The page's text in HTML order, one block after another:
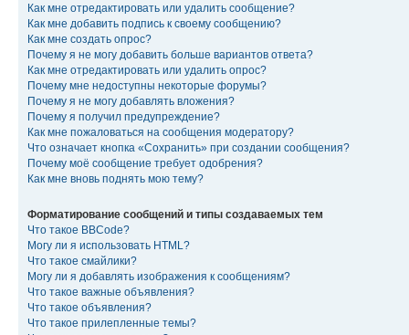
Как мне отредактировать или удалить сообщение?
Как мне добавить подпись к своему сообщению?
Как мне создать опрос?
Почему я не могу добавить больше вариантов ответа?
Как мне отредактировать или удалить опрос?
Почему мне недоступны некоторые форумы?
Почему я не могу добавлять вложения?
Почему я получил предупреждение?
Как мне пожаловаться на сообщения модератору?
Что означает кнопка «Сохранить» при создании сообщения?
Почему моё сообщение требует одобрения?
Как мне вновь поднять мою тему?
Форматирование сообщений и типы создаваемых тем
Что такое BBCode?
Могу ли я использовать HTML?
Что такое смайлики?
Могу ли я добавлять изображения к сообщениям?
Что такое важные объявления?
Что такое объявления?
Что такое прилепленные темы?